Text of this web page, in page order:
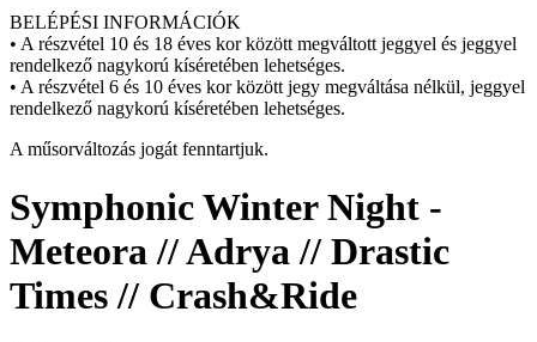
BELÉPÉSI INFORMÁCIÓK
• A részvétel 10 és 18 éves kor között megváltott jeggyel és jeggyel
rendelkező nagykorú kíséretében lehetséges.
• A részvétel 6 és 10 éves kor között jegy megváltása nélkül, jeggyel
rendelkező nagykorú kíséretében lehetséges.
A műsorváltozás jogát fenntartjuk.
Symphonic Winter Night -
Meteora // Adrya // Drastic
Times // Crash&Ride